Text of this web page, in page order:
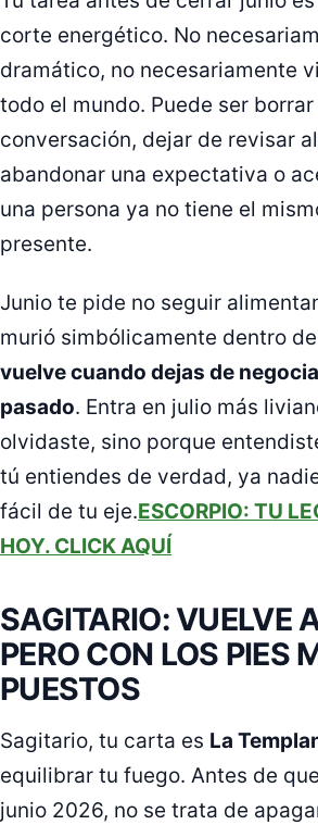
corte energético. No
dramático, no necesariamente
todo el mundo. Puede ser borrar
conversación, dejar de revisar
abandonar una expectativa o
una persona ya no tiene el
presente.
Junio te pide no seguir
murió simbólicamente dentro
vuelve cuando dejas de
pasado. Entra en julio más
olvidaste, sino porque
tú entiendes de verdad, ya
fácil de tu eje.ESCORPIO: TU
HOY. CLICK AQUÍ
SAGITARIO: VUELVE
PERO CON LOS PIES
PUESTOS
Sagitario, tu carta es La
equilibrar tu fuego. Antes de
junio 2026, no se trata de